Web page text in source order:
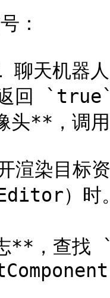
：
天机器
回
**，调
渲染目标
）时。
，查找